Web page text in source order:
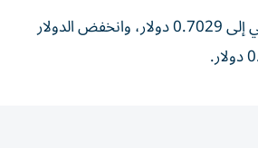
وتراجع الدولار الأسترالي إلى 0.7029 ⁠دولار، وانخفض الدولار